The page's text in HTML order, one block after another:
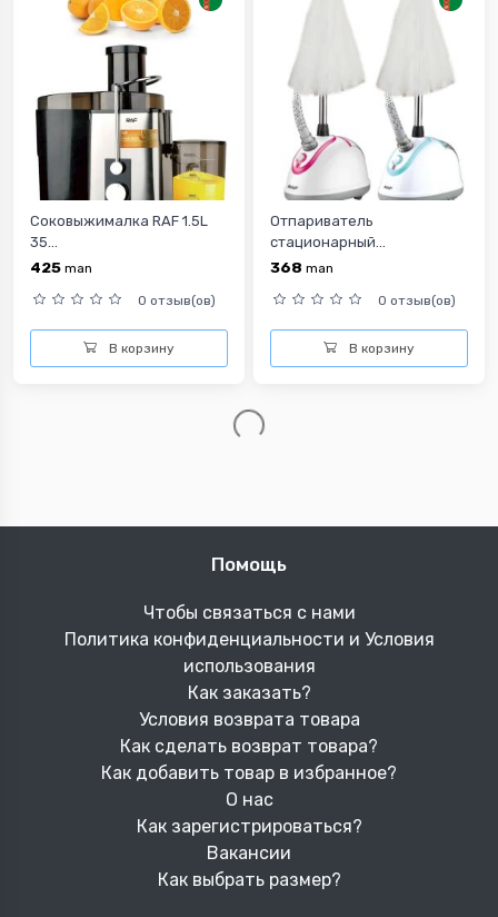
Соковыжималка RAF 1.5L
35...
425 man
0 отзыв(ов)
В корзину
Отпариватель
стационарный...
368 man
0 отзыв(ов)
В корзину
Настенный Мини-
0 отзыв(ов)
В корзину
Кофеварка турецкая
электр...
175man
В корзину